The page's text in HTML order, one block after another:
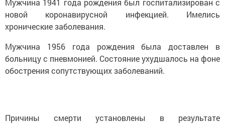
Мужчина 1941 года рождения был госпитализирован с
новой коронавирусной инфекцией. Имелись
хронические заболевания.
Мужчина 1956 года рождения была доставлен в
больницу с пневмонией. Состояние ухудшалось на фоне
обострения сопутствующих заболеваний.
Причины смерти установлены в результате